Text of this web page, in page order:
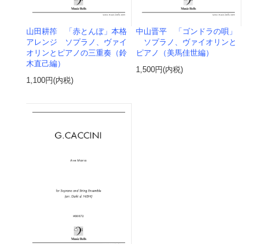
山田耕筰 「赤とんぼ」本格
アレンジ ソプラノ、ヴァイ
オリンとピアノの三重奏（鈴
木直己編）
1,100円(内税)
中山晋平 「ゴンドラの唄」
ソプラノ、ヴァイオリンと
ピアノ（美馬佳世編）
1,500円(内税)